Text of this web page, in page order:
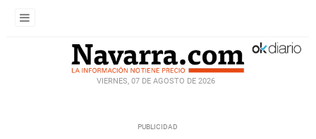
VIERNES, 07 DE AGOSTO DE 2026